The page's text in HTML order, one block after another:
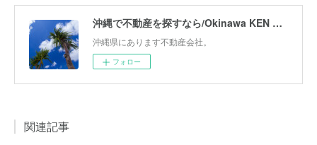
沖縄で不動産を探すなら/Okinawa KEN Corporation
沖縄県にあります不動産会社。
フォロー
関連記事